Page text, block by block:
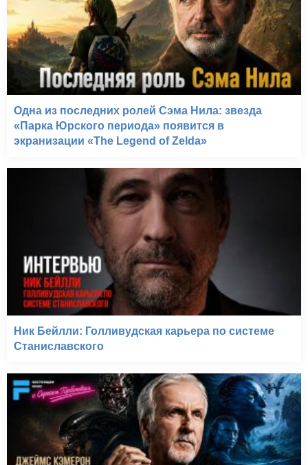
Одна из последних ролей Сэма Нила: звезда
«Парка Юрского периода» появится в
экранизации «The Legend of Zelda»
Ник Бейлли: Голливудская карьера по системе
Станиславского